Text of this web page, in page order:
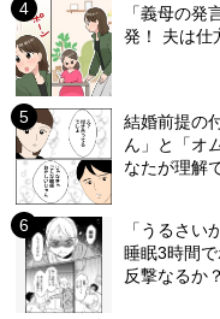
「義母の
発！ 夫は仕
結婚前提の
ん」と「オ
なたが理解
「うるさ
睡眠3時間
反撃なるか？